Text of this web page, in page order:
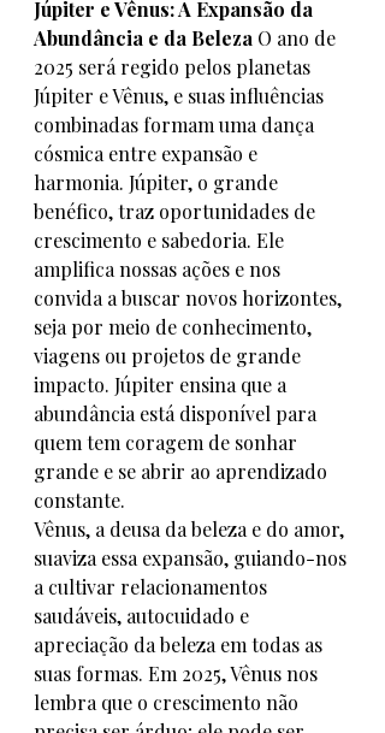
Júpiter e Vênus: A Expansão da
Abundância e da Beleza O ano de
2025 será regido pelos planetas
Júpiter e Vênus, e suas influências
combinadas formam uma dança
cósmica entre expansão e
harmonia. Júpiter, o grande
benéfico, traz oportunidades de
crescimento e sabedoria. Ele
amplifica nossas ações e nos
convida a buscar novos horizontes,
seja por meio de conhecimento,
viagens ou projetos de grande
impacto. Júpiter ensina que a
abundância está disponível para
quem tem coragem de sonhar
grande e se abrir ao aprendizado
constante.
Vênus, a deusa da beleza e do amor,
suaviza essa expansão, guiando-nos
a cultivar relacionamentos
saudáveis, autocuidado e
apreciação da beleza em todas as
suas formas. Em 2025, Vênus nos
lembra que o crescimento não